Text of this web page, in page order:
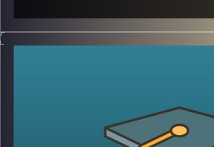
מספרת על מחאות נשיות
סרטי דיסני, מכתבים של ילדים
והספר "המיסתורין